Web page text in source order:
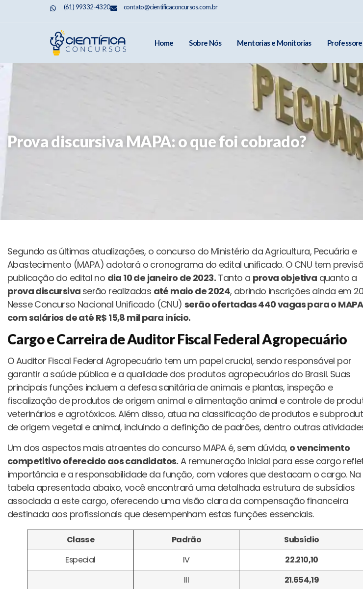
(61) 99332-4320 contato@cientificaconcursos.com.br
Home Sobre Nós Mentorias e Monitorias
Prova discursiva MAPA: o que foi cobrado?
Segundo as últimas atualizações, o concurso do Ministério da Agricultura, Pecuária e
Abastecimento (MAPA) adotará o cronograma do edital unificado. O CNU tem
publicação do edital no dia 10 de janeiro de 2023. Tanto a prova objetiva quanto a
prova discursiva serão realizadas até maio de 2024, abrindo inscrições ainda em
Nesse Concurso Nacional Unificado (CNU) serão ofertadas 440 vagas para o
com salários de até R$ 15,8 mil para início.
Cargo e Carreira de Auditor Fiscal Federal Agropecuário
O Auditor Fiscal Federal Agropecuário tem um papel crucial, sendo responsável por
garantir a saúde pública e a qualidade dos produtos agropecuários do Brasil. Suas
principais funções incluem a defesa sanitária de animais e plantas, inspeção e
fiscalização de produtos de origem animal e alimentação animal e controle de
veterinários e agrotóxicos. Além disso, atua na classificação de produtos e
de origem vegetal e animal, incluindo a definição de padrões, dentro outras
Um dos aspectos mais atraentes do concurso MAPA é, sem dúvida, o vencimento
competitivo oferecido aos candidatos. A remuneração inicial para esse cargo
importância e a responsabilidade da função, com valores que destacam o cargo. Na
tabela apresentada abaixo, você encontrará uma detalhada estrutura de subsídios
associada a este cargo, oferecendo uma visão clara da compensação financeira
destinada aos profissionais que desempenham estas funções essenciais.
Classe Padrão
Subsídio
Especial
IV
22.210,10
III
21.654,19